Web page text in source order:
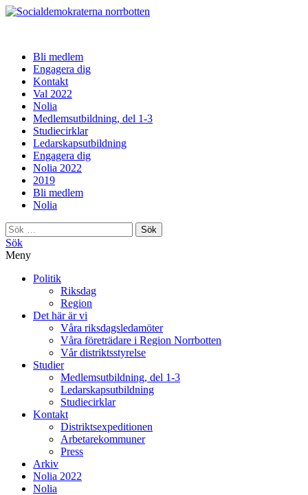
norrbotten
Bli medlem
Engagera dig
Kontakt
Val 2022
Nolia
Medlemsutbildning, del 1-3
Studiecirklar
Ledarskapsutbildning
Engagera dig
Nolia 2022
2019
Bli medlem
Nolia
Sök
efter:
Sök
Meny
Politik
Riksdag
Region
Det här är vi
Våra riksdagsledamöter
Våra företrädare i Region Norrbotten
Vår distriktsstyrelse
Studier
Medlemsutbildning, del 1-3
Ledarskapsutbildning
Studiecirklar
Kontakt
Distriktsexpeditionen
Arbetarekommuner
Press
Arkiv
Nolia 2022
Nolia